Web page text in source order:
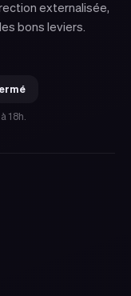
externalisée,
bons leviers.
18h.